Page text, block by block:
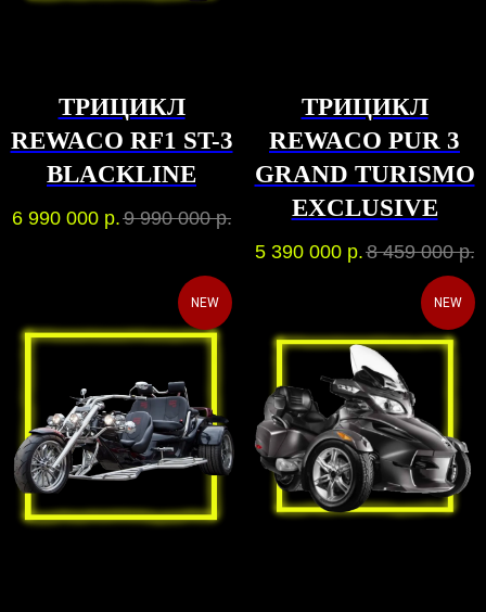
ТРИЦИКЛ
REWACO RF1 ST-3
BLACKLINE
6 990 000 р.9 990 000 р.
ТРИЦИКЛ
REWACO PUR 3
GRAND TURISMO
EXCLUSIVE
5 390 000 р.8 459 000 р.
NEW NEW